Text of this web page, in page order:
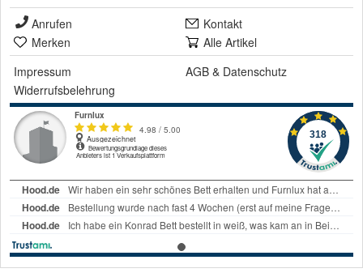
Anrufen
Kontakt
Merken
Alle Artikel
Impressum
AGB & Datenschutz
Widerrufsbelehrung